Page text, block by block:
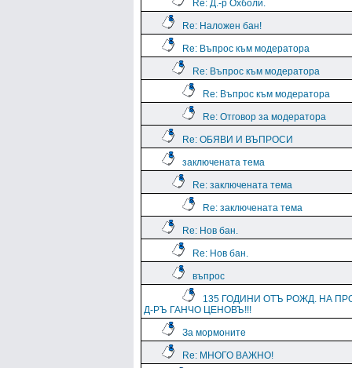
Re: Д.-р Охболи.
Re: Наложен бан!
Re: Въпрос към модератора
Re: Въпрос към модератора
Re: Въпрос към модератора
Re: Отговор за модератора
Re: ОБЯВИ И ВЪПРОСИ
заключената тема
Re: заключената тема
Re: заключената тема
Re: Нов бан.
Re: Нов бан.
въпрос
135 ГОДИНИ ОТЪ РОЖД. НА
Д-РЪ ГАНЧО ЦЕНОВЪ!!!
За мормоните
Re: МНОГО ВАЖНО!